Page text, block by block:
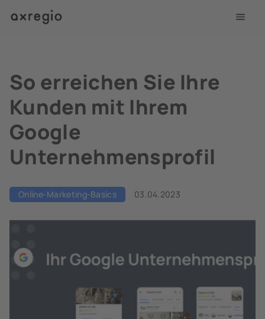
So erreichen Sie Ihre
Kunden mit Ihrem
Google
Unternehmensprofil
Online-Marketing-Basics 03.04.2023